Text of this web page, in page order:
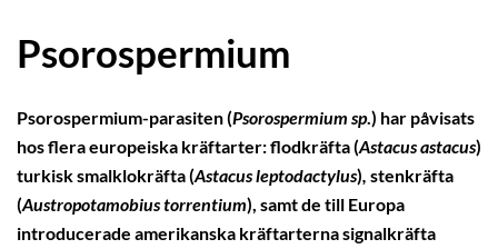
Psorospermium
Psorospermium-parasiten (Psorospermium sp.) har påvisats
hos flera europeiska kräftarter: flodkräfta (Astacus astacus)
turkisk smalklokräfta (Astacus leptodactylus), stenkräfta
(Austropotamobius torrentium), samt de till Europa
introducerade amerikanska kräftarterna signalkräfta